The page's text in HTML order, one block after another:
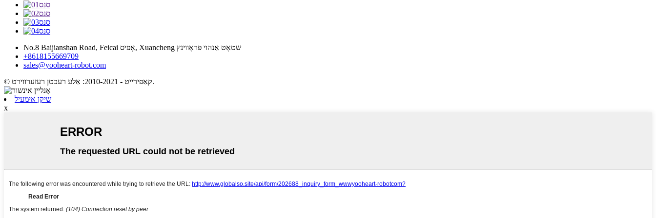
No.8 Baijianshan Road, Feicai אָפיס, Xuancheng שטאָט אַנהוי פּראָווינץ
+8618155669709
sales@yooheart-robot.com
© קאַפּירייט - 2010-2021: אַלע רעכטן רעזערווירט.
שיקן אימעיל
x